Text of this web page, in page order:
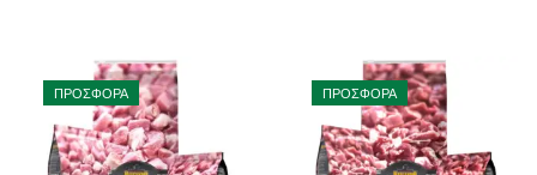
ΠΡΟΣΦΟΡΆ ΠΡΟΣΦΟΡΆ